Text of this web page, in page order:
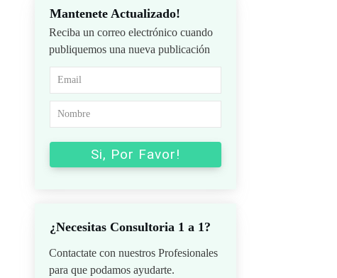
Mantenete Actualizado!
Reciba un correo electrónico cuando
publiquemos una nueva publicación
Si, Por Favor!
¿Necesitas Consultoria 1 a 1?
Contactate con nuestros Profesionales
para que podamos ayudarte.